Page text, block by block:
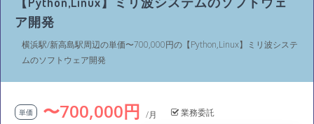
ア開発
横浜駅/新高島駅周辺の単価〜700,000円の【Python,Linux】ミリ波システ
ムのソフトウェア開発
単価 〜700,000円 /月 業務委託